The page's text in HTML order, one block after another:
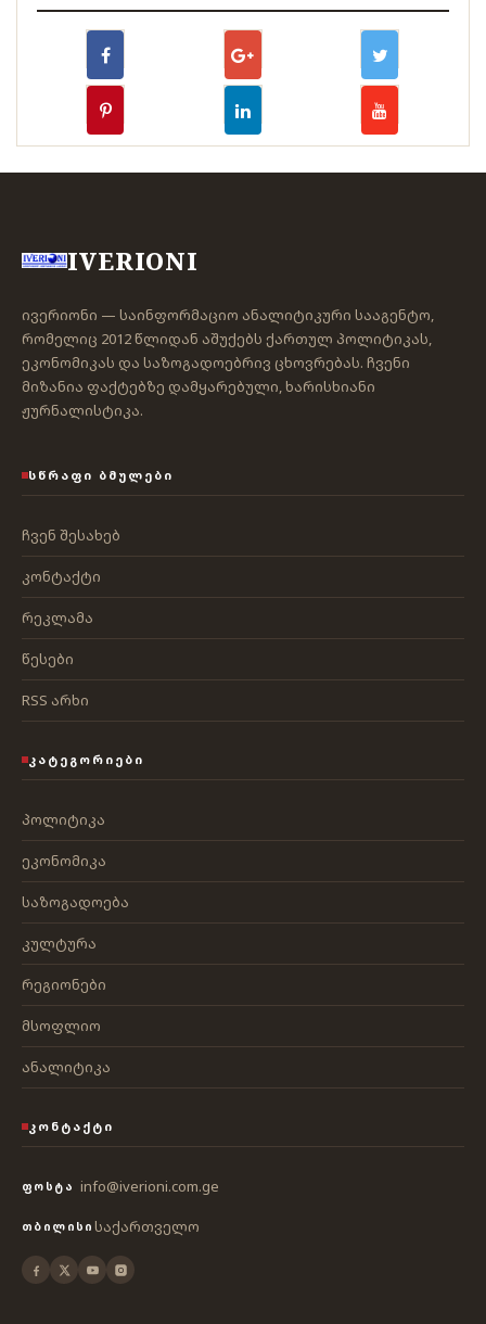
IVERIONI
ივერიონი — საინფორმაციო ანალიტიკური სააგენტო,
რომელიც 2012 წლიდან აშუქებს ქართულ პოლიტიკას,
ეკონომიკას და საზოგადოებრივ ცხოვრებას. ჩვენი
მიზანია ფაქტებზე დამყარებული, ხარისხიანი
ჟურნალისტიკა.
ᲡᲬᲠᲐᲤᲘ ᲑᲛᲣᲚᲔᲑᲘ
ჩვენ შესახებ
კონტაქტი
რეკლამა
წესები
RSS არხი
ᲙᲐᲢᲔᲒᲝᲠᲘᲔᲑᲘ
პოლიტიკა
ეკონომიკა
საზოგადოება
კულტურა
რეგიონები
მსოფლიო
ანალიტიკა
ᲙᲝᲜᲢᲐᲥᲢᲘ
ᲤᲝᲡᲢᲐ info@iverioni.com.ge
ᲗᲑᲘᲚᲘᲡᲘ საქართველო